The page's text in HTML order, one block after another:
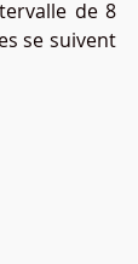
de 8
se suivent